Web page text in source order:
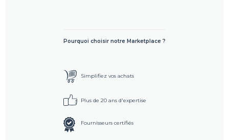
Pourquoi choisir notre Marketplace ?
Simplifiez vos achats
Plus de 20 ans d'expertise
Fournisseurs certifiés